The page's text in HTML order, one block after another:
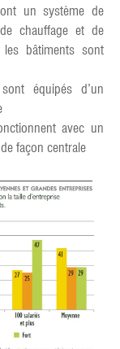
un système de
chauffage et de
bâtiments sont
équipés d’un
avec un
façon centrale